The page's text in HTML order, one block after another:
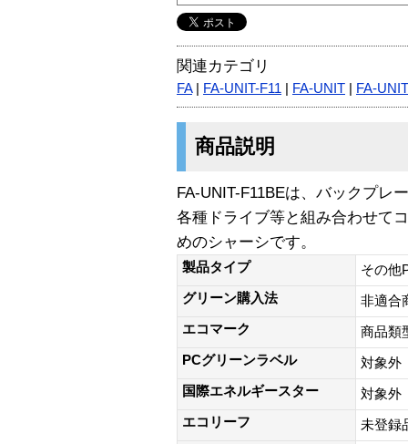
関連カテゴリ
FA| FA-UNIT-F11 FA-UNIT FA-
商品説明
FA-UNIT-F11BEは、バックプレ
各種ドライブ等と組み合わせて
めのシャーシです。
製品タイプ
その他
グリーン購入法
非適合
エコマーク
商品類
PCグリーンラベル
対象外
国際エネルギースター
対象外
エコリーフ
未登録